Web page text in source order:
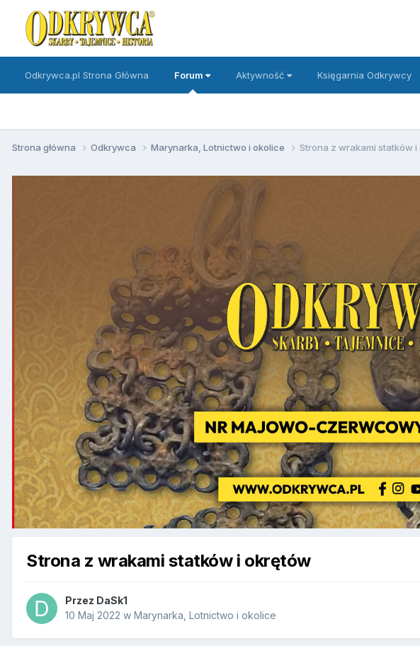
Odkrywca.pl Strona Główna Forum Aktywność Księgarnia Odkrywcy
Strona główna Odkrywca Marynarka, Lotnictwo i okolice Strona z wrakami statków i
Strona z wrakami statków i okrętów
Przez DaSk1
10 Maj 2022 w Marynarka, Lotnictwo i okolice